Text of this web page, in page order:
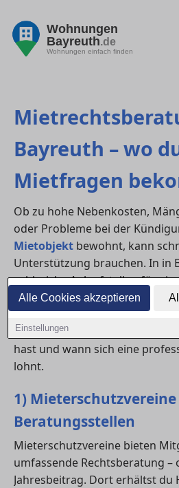
Alle Cookies akzeptieren
Einstellungen
Wohnungen
Bayreuth.de
Wohnungen einfach finden
Bayreuth – wo
Mietfragen
Ob zu hohe Nebenkosten,
oder Probleme bei der
Mietobjekt bewohnt, kann
Unterstützung brauchen. In in
zahlreiche Anlaufstellen für
Mietrechtsberatung– von
Beratungsangeboten bis hin zu
Fachanwälten. Hier erfährst
hast und wann sich eine
lohnt.
1) Mieterschutzvereine
Beratungsstellen
Mieterschutzvereine bieten
umfassende Rechtsberatung
Jahresbeitrag. Dort erhältst du